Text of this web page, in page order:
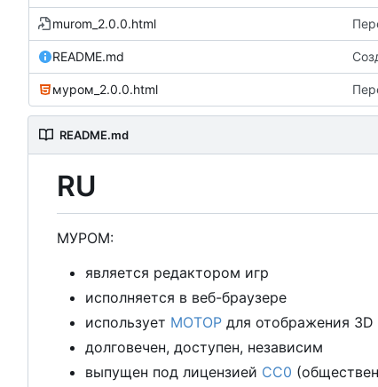
murom_2.0.0.html
README.md
муром_2.0.0.html
README.md
RU
МУРОМ:
является редактором игр
исполняется в веб-браузере
использует МОТОР для отображения 3D
долговечен, доступен, независим
выпущен под лицензией CC0